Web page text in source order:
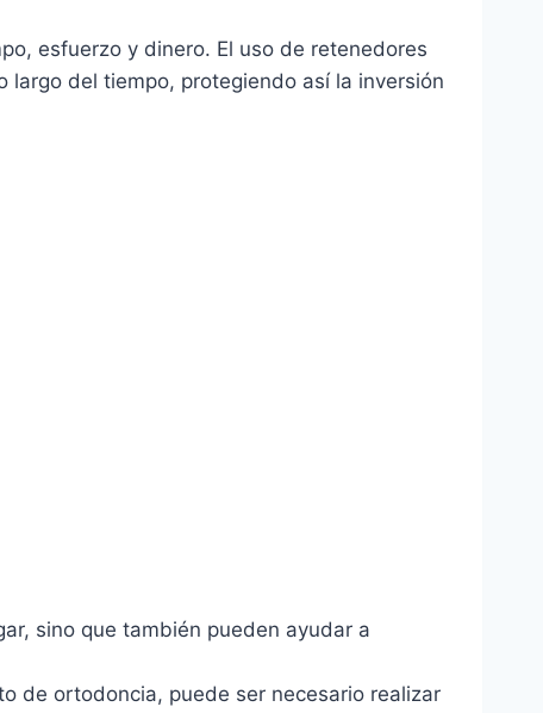
esfuerzo y dinero. El uso de retenedores
del tiempo, protegiendo así la inversión
sino que también pueden ayudar a
de ortodoncia, puede ser necesario realizar